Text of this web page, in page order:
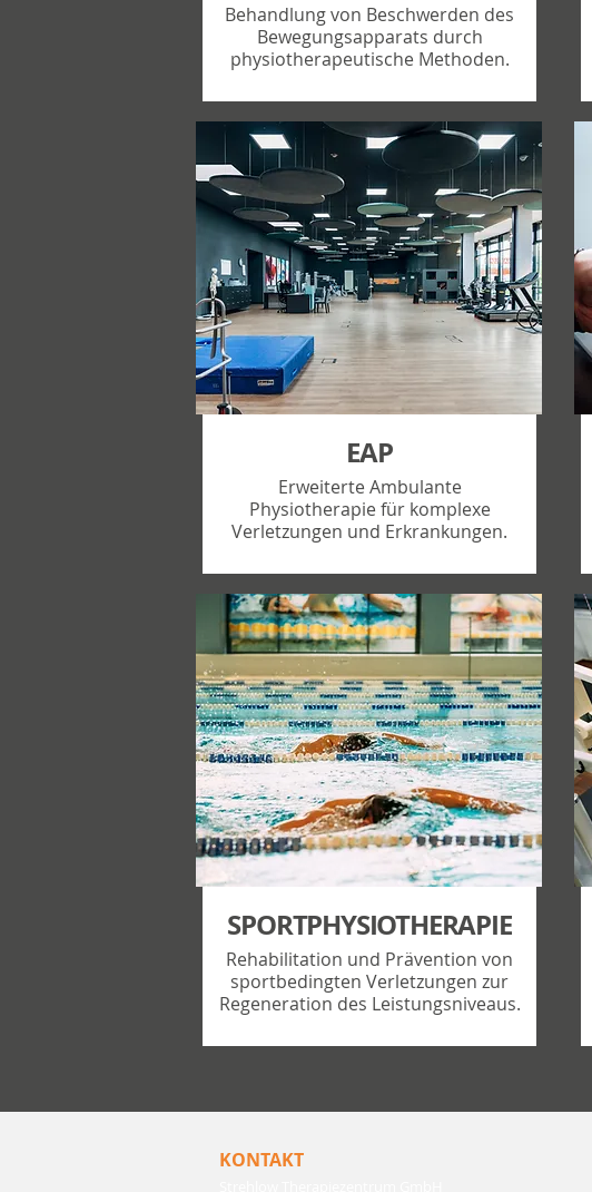
Behandlung von Beschwerden des
Bewegungsapparats durch
physiotherapeutische Methoden.
EAP
Erweiterte Ambulante
Physiotherapie für komplexe
Verletzungen und Erkrankungen.
SPORTPHYSIOTHERAPIE
Rehabilitation und Prävention von
sportbedingten Verletzungen zur
Regeneration des Leistungsniveaus.
KONTAKT